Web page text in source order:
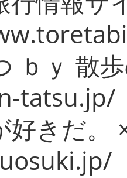
ｂｙ 散
tatsu.jp/
好きだ。